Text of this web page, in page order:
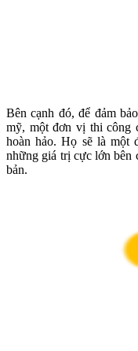
Bên cạnh đó, để đảm
mỹ, một đơn vị thi công
hoàn hảo. Họ sẽ là một
những giá trị cực lớn bên
bản.